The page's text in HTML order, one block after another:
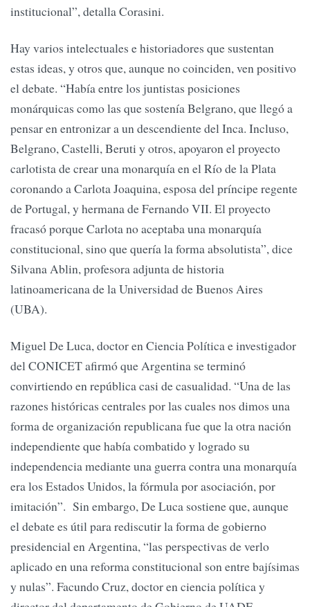
institucional”, detalla Corasini.
Hay varios intelectuales e historiadores que sustentan
estas ideas, y otros que, aunque no coinciden, ven positivo
el debate. “Había entre los juntistas posiciones
monárquicas como las que sostenía Belgrano, que llegó a
pensar en entronizar a un descendiente del Inca. Incluso,
Belgrano, Castelli, Beruti y otros, apoyaron el proyecto
carlotista de crear una monarquía en el Río de la Plata
coronando a Carlota Joaquina, esposa del príncipe regente
de Portugal, y hermana de Fernando VII. El proyecto
fracasó porque Carlota no aceptaba una monarquía
constitucional, sino que quería la forma absolutista”, dice
Silvana Ablin, profesora adjunta de historia
latinoamericana de la Universidad de Buenos Aires
(UBA).
Miguel De Luca, doctor en Ciencia Política e investigador
del CONICET afirmó que Argentina se terminó
convirtiendo en república casi de casualidad. “Una de las
razones históricas centrales por las cuales nos dimos una
forma de organización republicana fue que la otra nación
independiente que había combatido y logrado su
independencia mediante una guerra contra una monarquía
era los Estados Unidos, la fórmula por asociación, por
imitación”. Sin embargo, De Luca sostiene que, aunque
el debate es útil para rediscutir la forma de gobierno
presidencial en Argentina, “las perspectivas de verlo
aplicado en una reforma constitucional son entre bajísimas
y nulas”. Facundo Cruz, doctor en ciencia política y